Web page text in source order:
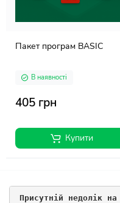
Пакет програм BASIC
В наявності
405 грн
Купити
Присутній недолік